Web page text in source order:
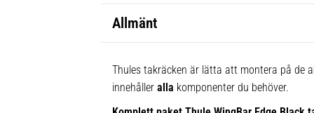
Allmänt
Thules takräcken är lätta att montera på de
innehåller alla komponenter du behöver.